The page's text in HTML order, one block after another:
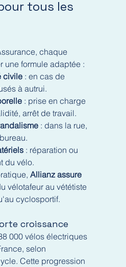
tous les
chaque
une formule adaptée :
civile : en cas de
à autrui.
: prise en charge
arrêt de travail.
: dans la rue,
: réparation ou
du vélo.
Allianz assure
vélotafeur au vététiste
cyclosportif.
croissance
000 vélos électriques
selon
Cette progression